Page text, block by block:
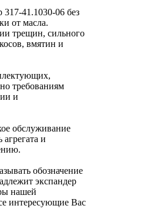
317-41.1030-06 без
от масла.
трещин, сильного
вмятин и
требованиям
и
обслуживание
агрегата и
обозначение
экспандер
нашей
интересующие Вас